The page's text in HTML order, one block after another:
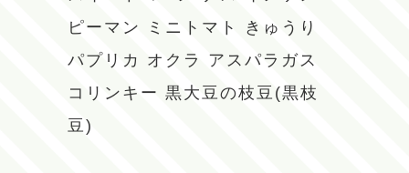
ピーマン
ミニトマト
きゅうり
パプリカ オクラ
アスパラガス
コリンキー 黒大豆の枝豆(黒枝
豆)